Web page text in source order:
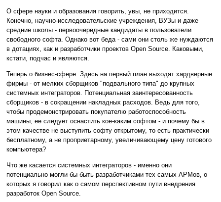
О сфере науки и образования говорить, увы, не приходится.
Конечно, научно-исследовательские учреждения, ВУЗы и даже
средние школы - первоочередные кандидаты в пользователи
свободного софта. Однако вот беда - сами они столь же нуждаются
в дотациях, как и разработчики проектов Open Source. Каковыми,
кстати, подчас и являются.
Теперь о бизнес-сфере. Здесь на первый план выходят хардверные
фирмы - от мелких сборщиков "подвального типа" до крупных
системных интеграторов. Потенциальная заинтересованность
сборщиков - в сокращении накладных расходов. Ведь для того,
чтобы продемонстрировать покупателю работоспособность
машины, ее следует оснастить кое-каким софтом - и почему бы в
этом качестве не выступить софту открытому, то есть практически
бесплатному, а не проприетарному, увеличивающему цену готового
компьютера?
Что же касается системных интеграторов - именно они
потенциально могли бы быть разработчиками тех самых АРМов, о
которых я говорил как о самом перспективном пути внедрения
разработок Open Source.